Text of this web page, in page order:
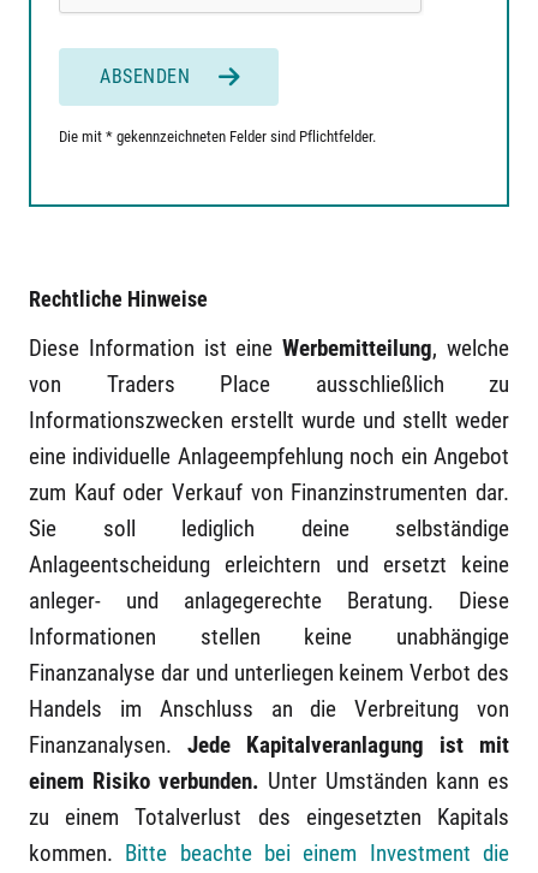
ABSENDEN
Die mit * gekennzeichneten Felder sind Pflichtfelder.
Rechtliche Hinweise
Diese Information ist eineWerbemitteilung, welche
von Traders Place ausschließlich zu
Informationszwecken erstellt wurde und stellt weder
eine individuelle Anlageempfehlung noch ein Angebot
zum Kauf oder Verkauf von Finanzinstrumenten dar.
Sie soll lediglich deine selbständige
Anlageentscheidung erleichtern und ersetzt keine
anleger- und anlagegerechte Beratung. Diese
Informationen stellen keine unabhängige
Finanzanalyse dar und unterliegen keinem Verbot des
Handels im Anschluss an die Verbreitung von
Finanzanalysen. Jede Kapitalveranlagung ist mit
einem Risiko verbunden. Unter Umständen kann es
zu einem Totalverlust des eingesetzten Kapitals
kommen. Bitte beachte bei einem Investment die